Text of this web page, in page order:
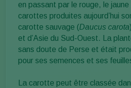
en passant par le rouge, le
carottes produites aujourd’hui
carotte sauvage (Daucus carota
et d’Asie du Sud-Ouest. La
sans doute de Perse et était
pour ses semences et ses
La carotte peut être classée